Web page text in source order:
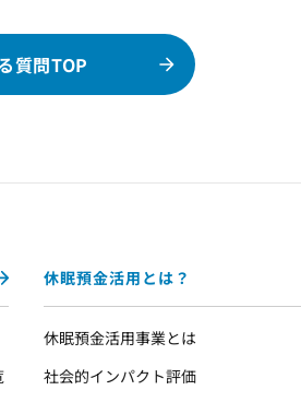
質問TOP
休眠預金活用とは？
休眠預金活用事業とは
社会的インパクト評価